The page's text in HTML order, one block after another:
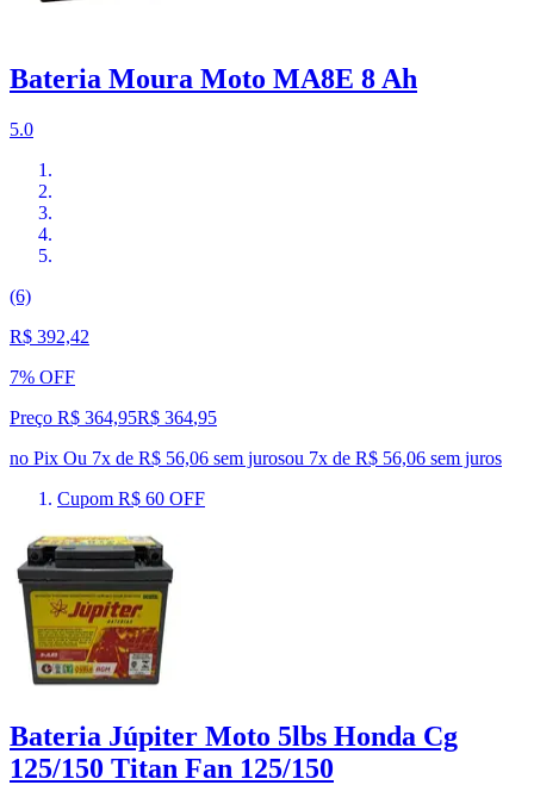
Bateria Moura Moto MA8E 8 Ah
5.0
(6)
R$ 392,42
7% OFF
Preço R$ 364,95R$ 364,95
no Pix Ou 7x de R$ 56,06 sem jurosou 7x de R$ 56,06 sem juros
Cupom R$ 60 OFF
Bateria Júpiter Moto 5lbs Honda Cg
125/150 Titan Fan 125/150